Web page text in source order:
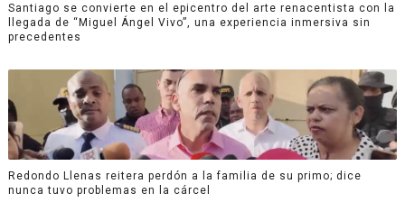
Santiago se convierte en el epicentro del arte renacentista con la
llegada de “Miguel Ángel Vivo”, una experiencia inmersiva sin
precedentes
Redondo Llenas reitera perdón a la familia de su primo; dice
nunca tuvo problemas en la cárcel